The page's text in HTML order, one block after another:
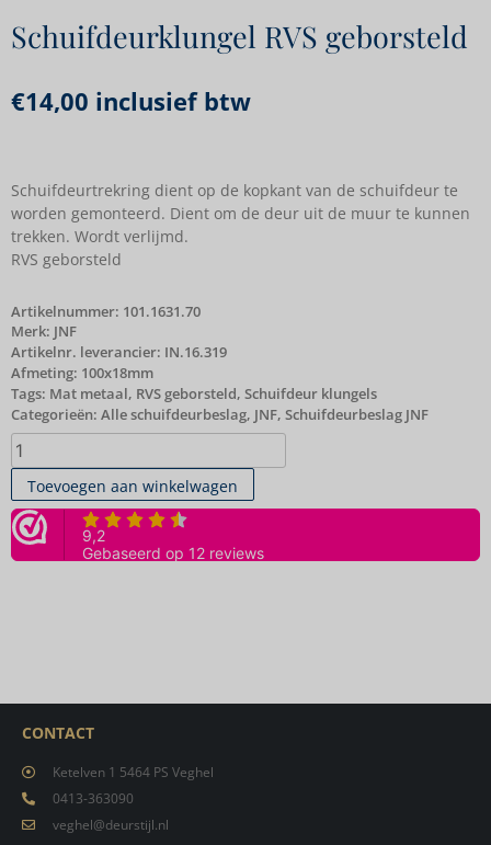
Schuifdeurklungel RVS geborsteld
€14,00 inclusief btw
Schuifdeurtrekring dient op de kopkant van de schuifdeur te
worden gemonteerd. Dient om de deur uit de muur te kunnen
trekken. Wordt verlijmd.
RVS geborsteld
Artikelnummer: 101.1631.70
Merk: JNF
Artikelnr. leverancier: IN.16.319
Afmeting: 100x18mm
Tags: Mat metaal, RVS geborsteld, Schuifdeur klungels
Categorieën: Alle schuifdeurbeslag, JNF, Schuifdeurbeslag JNF
Toevoegen aan winkelwagen
CONTACT
Ketelven 1 5464 PS Veghel
0413-363090
veghel@deurstijl.nl